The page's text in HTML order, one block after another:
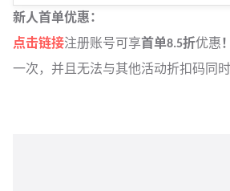
新人首单优惠：
点击链接注册账号可享首单8.5折优惠
一次，并且无法与其他活动折扣码同时